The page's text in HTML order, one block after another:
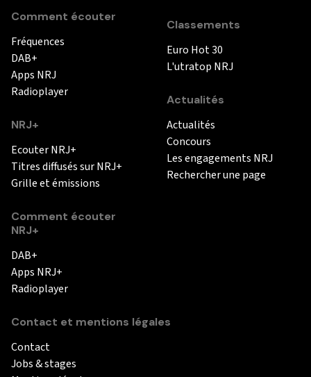
Comment écouter
Fréquences
DAB+
Apps NRJ
Radioplayer
NRJ+
Ecouter NRJ+
Titres diffusés sur NRJ+
Grille et émissions
Comment écouter
NRJ+
DAB+
Apps NRJ+
Radioplayer
Classements
Euro Hot 30
L'utratop NRJ
Actualités
Actualités
Concours
Les engagements NRJ
Rechercher une page
Contact et mentions légales
Contact
Jobs & stages